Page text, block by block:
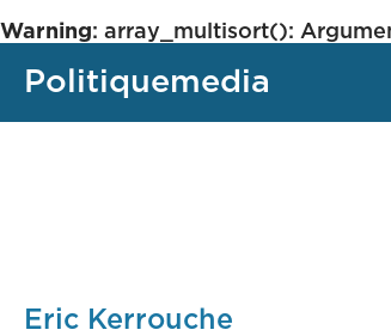
Warning: array_multisort():
Politiquemedia
Eric Kerrouche